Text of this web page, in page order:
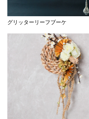
グリッターリーフブーケ